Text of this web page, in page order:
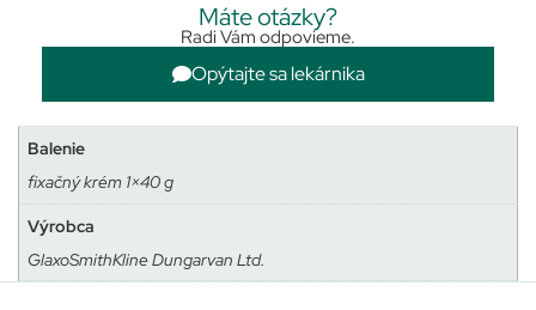
Máte otázky?
Radi Vám odpovieme.
Opýtajte sa lekárnika
Balenie
fixačný krém 1×40 g
Výrobca
GlaxoSmithKline Dungarvan Ltd.